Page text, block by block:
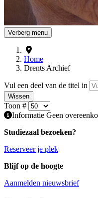
Verberg menu
Home
Drents Archief
Vul een deel van de titel in
Wissen
Toon #
Informatie Geen
Studiezaal bezoeken?
Reserveer je plek
Blijf op de hoogte
Aanmelden nieuwsbrief